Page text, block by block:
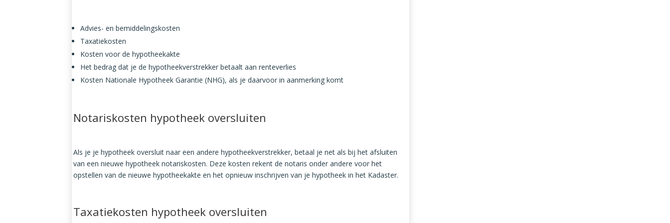
Advies- en bemiddelingskosten
Taxatiekosten
Kosten voor de hypotheekakte
Het bedrag dat je de hypotheekverstrekker betaalt aan renteverlies
Kosten Nationale Hypotheek Garantie (NHG), als je daarvoor in aanmerking komt
Notariskosten hypotheek oversluiten
Als je je hypotheek oversluit naar een andere hypotheekverstrekker, betaal je net als bij het afsluiten
van een nieuwe hypotheek notariskosten. Deze kosten rekent de notaris onder andere voor het
opstellen van de nieuwe hypotheekakte en het opnieuw inschrijven van je hypotheek in het Kadaster.
Taxatiekosten hypotheek oversluiten